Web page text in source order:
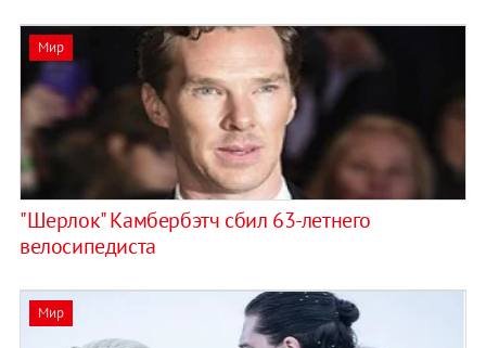
Мир
"Шерлок" Камбербэтч сбил 63-летнего
велосипедиста
Мир